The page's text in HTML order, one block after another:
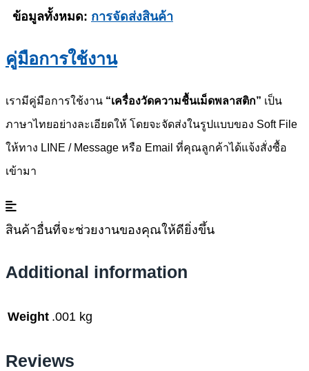
ข้อมูลทั้งหมด: การจัดส่งสินค้า
คู่มือการใช้งาน
เรามีคู่มือการใช้งาน “เครื่องวัดความชื้นเม็ดพลาสติก” เป็น
ภาษาไทยอย่างละเอียดให้ โดยจะจัดส่งในรูปแบบของ Soft File
ให้ทาง LINE / Message หรือ Email ที่คุณลูกค้าได้แจ้งสั่งซื้อ
เข้ามา
สินค้าอื่นที่จะช่วยงานของคุณให้ดียิ่งขึ้น
Additional information
Weight .001 kg
Reviews